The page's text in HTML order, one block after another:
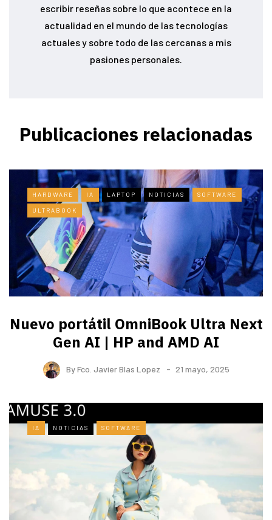
escribir reseñas sobre lo que acontece en la
actualidad en el mundo de las tecnologías
actuales y sobre todo de las cercanas a mis
pasiones personales.
Publicaciones relacionadas
HARDWARE IA LAPTOP NOTICIAS SOFTWARE
ULTRABOOK
Nuevo portátil OmniBook Ultra ​Next
Gen AI | HP and AMD AI
ByFco. Javier Blas Lopez 21 mayo, 2025
IA NOTICIAS SOFTWARE